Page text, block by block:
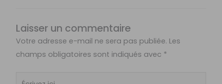
Laisser un commentaire
Votre adresse e-mail ne sera pas publiée. Les
champs obligatoires sont indiqués avec *
Écrivez